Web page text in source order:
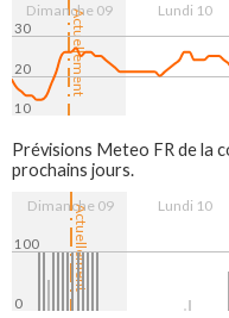
Actuellement
Dimanche 09 Lundi 10
10
20
30
Prévisions Meteo FR de la
prochains jours.
Actuellement
Dimanche 09 Lundi 10
0
100